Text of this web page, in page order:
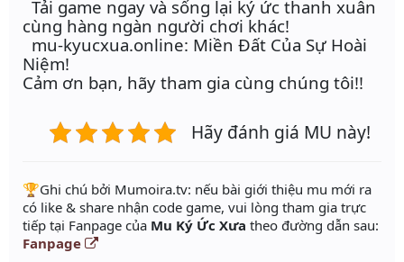
Tải game ngay và sống lại ký ức thanh xuân
cùng hàng ngàn người chơi khác!
mu-kyucxua.online: Miền Đất Của Sự Hoài
Niệm!
Cảm ơn bạn, hãy tham gia cùng chúng tôi!!
Hãy đánh giá MU này!
️🏆Ghi chú bởi Mumoira.tv: nếu bài giới thiệu mu mới ra
có like & share nhận code game, vui lòng tham gia trực
tiếp tại Fanpage của Mu Ký Ức Xưa theo đường dẫn sau:
Fanpage